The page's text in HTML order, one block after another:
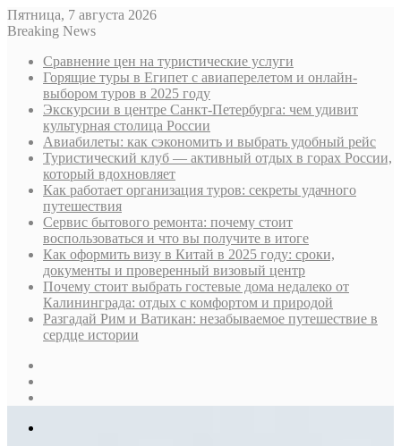
Пятница, 7 августа 2026
Breaking News
Сравнение цен на туристические услуги
Горящие туры в Египет с авиаперелетом и онлайн-
выбором туров в 2025 году
Экскурсии в центре Санкт-Петербурга: чем удивит
культурная столица России
Авиабилеты: как сэкономить и выбрать удобный рейс
Туристический клуб — активный отдых в горах России,
который вдохновляет
Как работает организация туров: секреты удачного
путешествия
Сервис бытового ремонта: почему стоит
воспользоваться и что вы получите в итоге
Как оформить визу в Китай в 2025 году: сроки,
документы и проверенный визовый центр
Почему стоит выбрать гостевые дома недалеко от
Калининграда: отдых с комфортом и природой
Разгадай Рим и Ватикан: незабываемое путешествие в
сердце истории